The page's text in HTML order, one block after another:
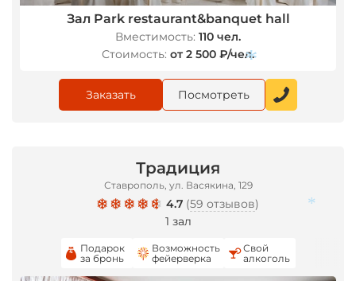
Зал Park restaurant&banquet hall
Вместимость: 110 чел.
Стоимость: от 2 500 ₽/чел.
Заказать Посмотреть
Традиция
Ставрополь, ул. Васякина, 129
4.7 (59 отзывов)
1 зал
Подарок
за бронь
Возможность
фейерверка
Свой
алкоголь